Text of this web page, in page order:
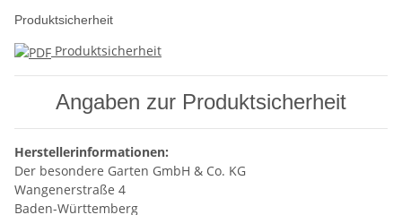
Produktsicherheit
Produktsicherheit
Angaben zur Produktsicherheit
Herstellerinformationen:
Der besondere Garten GmbH & Co. KG
Wangenerstraße 4
Baden-Württemberg